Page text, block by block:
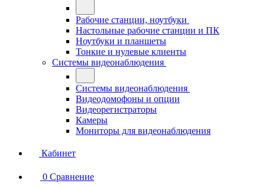
Рабочие станции, ноутбуки
Настольные рабочие станции и ПК
Ноутбуки и планшеты
Тонкие и нулевые клиенты
Системы видеонаблюдения
Системы видеонаблюдения
Видеодомофоны и опции
Видеорегистраторы
Камеры
Мониторы для видеонаблюдения
Кабинет
0 Сравнение